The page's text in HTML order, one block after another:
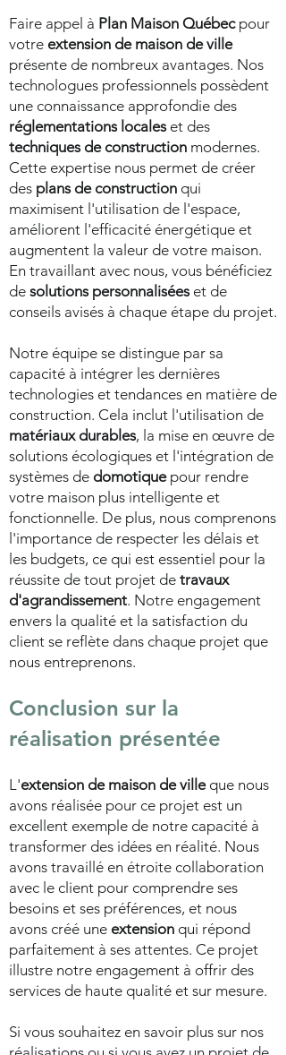
Faire appel à Plan Maison Québecpour
votre extension de maison de ville
présente de nombreux avantages. Nos
technologues professionnels possèdent
une connaissance approfondie des
réglementations localeset des
techniques de construction modernes.
Cette expertise nous permet de créer
des plans de construction qui
maximisent l'utilisation de l'espace,
améliorent l'efficacité énergétique et
augmentent la valeur de votre maison.
En travaillant avec nous, vous bénéficiez
de solutions personnaliséeset de
conseils avisés à chaque étape du projet.
Notre équipe se distingue par sa
capacité à intégrer les dernières
technologies et tendances en matière de
construction. Cela inclut l'utilisation de
matériaux durables, la mise en œuvre de
solutions écologiques et l'intégration de
systèmes de domotiquepour rendre
votre maison plus intelligente et
fonctionnelle. De plus, nous comprenons
l'importance de respecter les délais et
les budgets, ce qui est essentiel pour la
réussite de tout projet de travaux
d'agrandissement. Notre engagement
envers la qualité et la satisfaction du
client se reflète dans chaque projet que
nous entreprenons.
Conclusion sur la
réalisation présentée
L'extension de maison de villeque nous
avons réalisée pour ce projet est un
excellent exemple de notre capacité à
transformer des idées en réalité. Nous
avons travaillé en étroite collaboration
avec le client pour comprendre ses
besoins et ses préférences, et nous
avons créé une extension qui répond
parfaitement à ses attentes. Ce projet
illustre notre engagement à offrir des
services de haute qualité et sur mesure.
Si vous souhaitez en savoir plus sur nos